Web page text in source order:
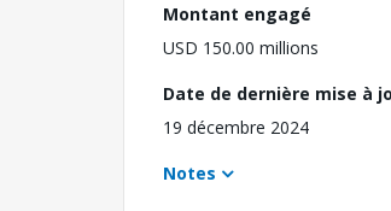
Montant engagé
USD 150.00 millions
Date de dernière mise à
19 décembre 2024
Notes